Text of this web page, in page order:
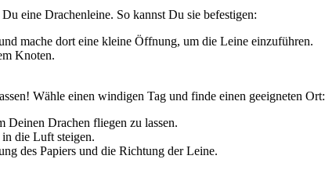
eine Drachenleine. So kannst Du sie befestigen:
mache dort eine kleine Öffnung, um die Leine einzuführen.
Knoten.
Wähle einen windigen Tag und finde einen geeigneten Ort:
Deinen Drachen fliegen zu lassen.
die Luft steigen.
des Papiers und die Richtung der Leine.